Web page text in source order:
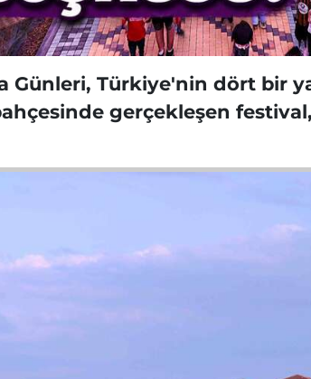
Türkiye'nin dört bir
gerçekleşen